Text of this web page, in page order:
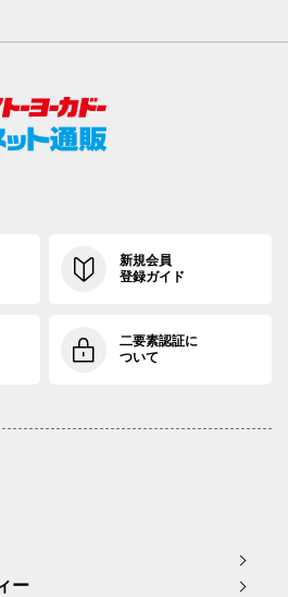
新規会員
登録ガイド
二要素認証に
ついて
ー